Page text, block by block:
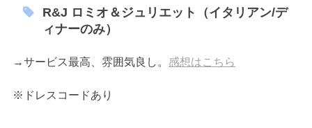
R&J ロミオ＆ジュリエット（イタリアン/デ
ィナーのみ）
→サービス最高、雰囲気良し。 感想はこちら
※ドレスコードあり